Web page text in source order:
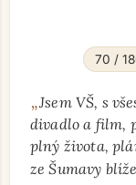
70 /
„Jsem VŠ, s
divadlo a film,
plný života,
ze Šumavy